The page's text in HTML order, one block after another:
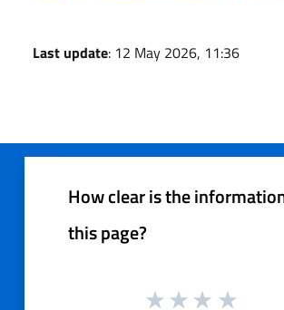
Last update: 12 May 2026, 11:36
How clear is the
this page?